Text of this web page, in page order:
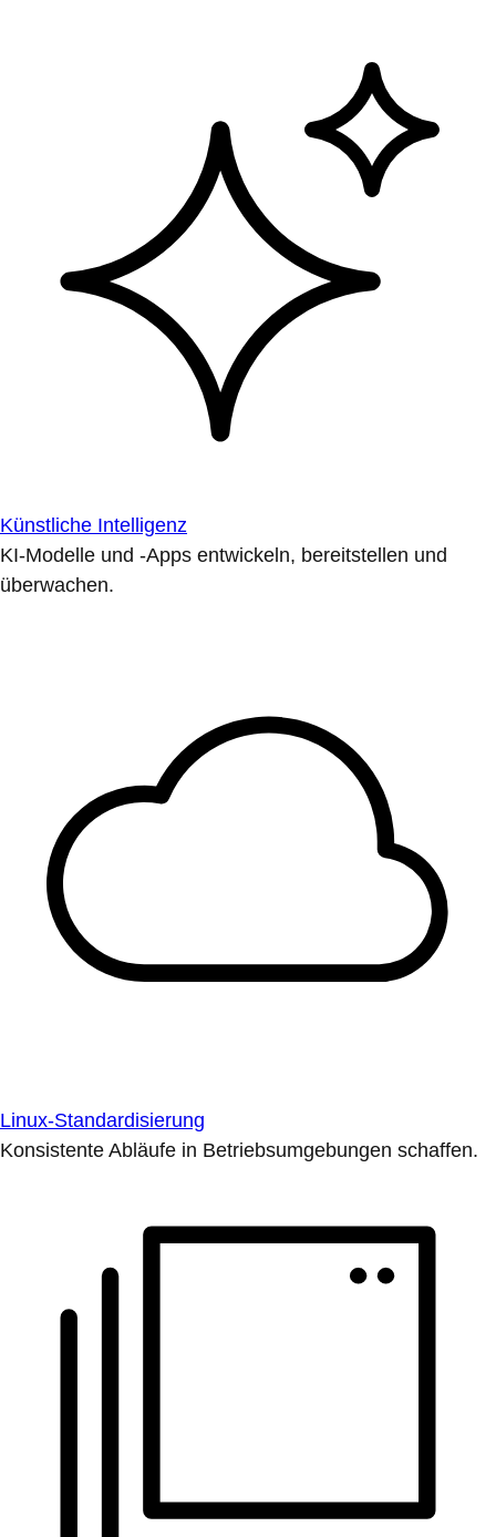
Künstliche Intelligenz
KI-Modelle und -Apps entwickeln, bereitstellen und
überwachen.
Linux-Standardisierung
Konsistente Abläufe in Betriebsumgebungen schaffen.